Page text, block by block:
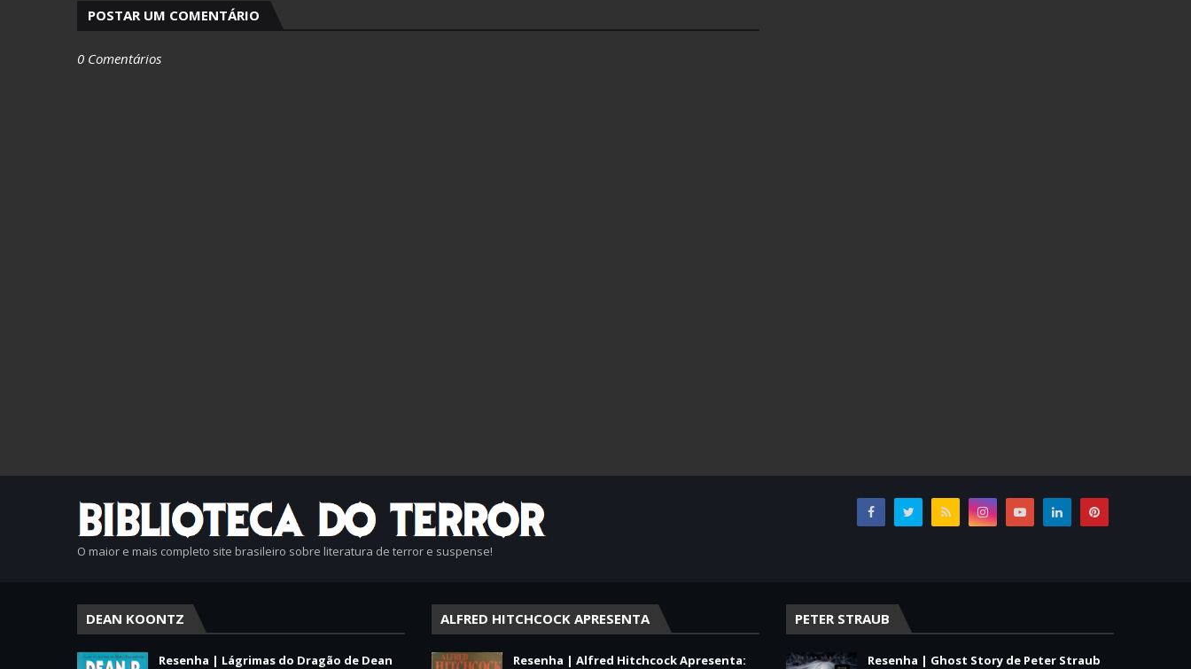
POSTAR UM COMENTÁRIO
0 Comentários
O maior e mais completo site brasileiro sobre literatura de terror e suspense!
DEAN KOONTZ
Resenha | Lágrimas do Dragão de Dean
ALFRED HITCHCOCK APRESENTA
Resenha | Alfred Hitchcock Apresenta:
PETER STRAUB
Resenha | Ghost Story de Peter Straub